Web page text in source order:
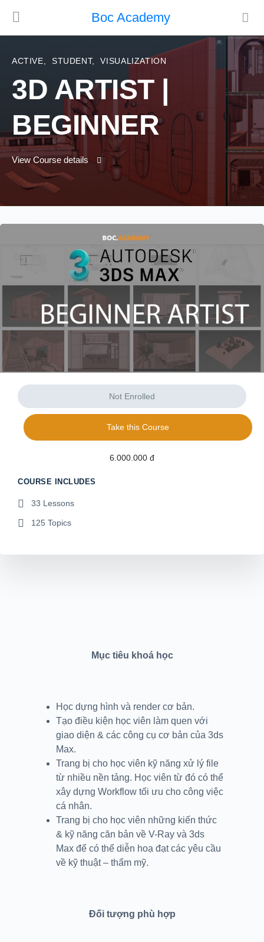
Boc Academy
ACTIVE STUDENT, VISUALIZATION
3D ARTIST |
BEGINNER
View Course details
Mục tiêu khoá học
Học dựng hình và render cơ bản.
Tạo điều kiện học viên làm quen với
giao diện & các công cụ cơ bản của 3ds
Max.
Trang bị cho học viên kỹ năng xử lý file
từ nhiều nền tảng. Học viên từ đó có thể
xây dựng Workflow tối ưu cho công việc
cá nhân.
Trang bị cho học viên những kiến thức
& kỹ năng căn bản về V-Ray và 3ds
Max để có thể diễn hoạ đạt các yêu cầu
về kỹ thuật – thẩm mỹ.
Đối tượng phù hợp
Not Enrolled
Take this Course
6.000.000 đ
COURSE INCLUDES
33 Lessons
125 Topics